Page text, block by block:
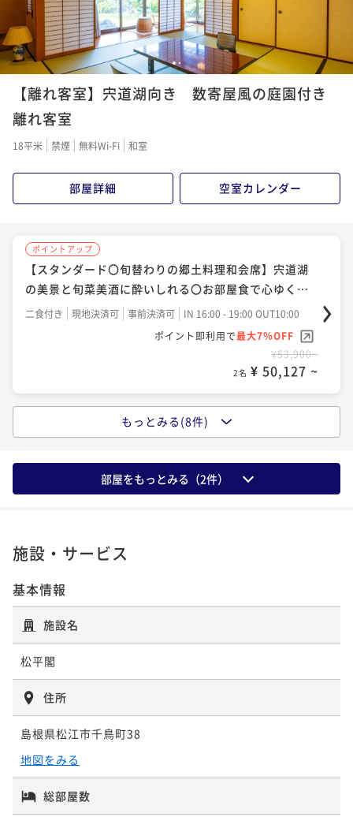
¥ 56,878 ~
ポイントアップ
【夏の特撰〇プレミアム会席】のどぐろ・しまね和
食
¥61,160~
2名 ¥ 56,878 ~
¥ 50,127 ~
ポイントアップ
【秋の特撰〇プレミアム会席】のどぐろ・しまね和
牛・アワビの3大グルメを愉しむ秋の贅沢会席〇部屋食
¥61,160~
2名 ¥ 56,878 ~
ポイントアップ
【スタンダード〇旬替わりの郷土料理和会席】宍道湖
の美景と旬菜美酒に酔いしれる〇お部屋食で心ゆくま
二食付き 現地決済可
¥46,640~
2名 ¥ 43,375 ~
ポイントアップ
【郷土の味覚〇スズキの奉書焼】松江藩ゆかりの歴史
ある一品と郷土料理和会席〇水の都に湧く美肌湯～部
屋食
二食付き 現地決済可 事前決済可
IN 16:00 - 19:00 OUT10:00
ポイント即利用で最大7％OFF
¥50,160~
2名 ¥ 46,648 ~
【水の都松江の美味〇地物DX会席】料理長厳選、山陰
の美食を地酒と共に楽しむ至福のひととき〇お部屋食
現地決済可 事前決済可
IN 16:00 - 19:00 OUT10:00
ポイントアップ
ゼント〇夏の思い出をうちわに描こう♪＜DX会席２食
＞
二食付き
ポイント即利用で最大7％OFF
2名 ¥ 50,127 ~
ポイントアップ
か極上ブランド牛を味わう〇松平閣の最上級会席！部
12
【離れ客室】宍道湖向き 数寄屋風の庭園付き
離れ客室
18平米 禁煙 無料Wi-Fi 和室
部屋詳細 空室カレンダー
ポイントアップ
【スタンダード〇旬替わりの郷土料理和会席】宍道湖
の美景と旬菜美酒に酔いしれる〇お部屋食で心ゆくま
で
二食付き 現地決済可 事前決済可
IN 16:00 - 19:00 OUT10:00
ポイント即利用で最大7％OFF
¥53,900~
2名 ¥ 50,127 ~
【夏の少量美味和会席】宍道湖名産「しじみ」と夏の
味覚を楽しむ限定会席～量控えめリーズナブル〇部屋
現地決済可 事前決済可
IN 16:00 - 19:00 OUT10:00
ポイントアップ
【秋の少量美味和会席】宍道湖名産「しじみ」と秋の
味覚を楽しむ限定会席～量控えめリーズナブル〇部屋
食
二食付き
ポイント即利用で最大7％OFF
2名 ¥ 50,127 ~
ポイントアップ
【郷土の味覚〇スズキの奉書焼】松江藩ゆかりの歴史
もっとみる(8件)
部屋をもっとみる（2件）
施設・サービス
基本情報
施設名
松平閣
住所
島根県松江市千鳥町38
地図をみる
総部屋数